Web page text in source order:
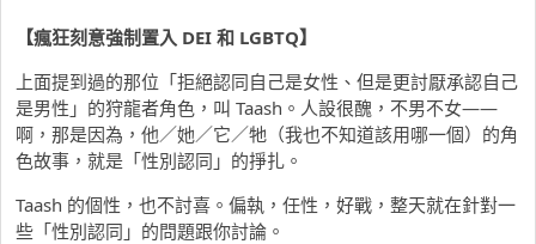
【瘋狂刻意強制置入 DEI 和 LGBTQ】
上面提到過的那位「拒絕認同自己是女性、但是更討厭承認自己
是男性」的狩龍者角色，叫 Taash。人設很醜，不男不女——
啊，那是因為，他／她／它／牠（我也不知道該用哪一個）的角
色故事，就是「性別認同」的掙扎。
Taash 的個性，也不討喜。偏執，任性，好戰，整天就在針對一
些「性別認同」的問題跟你討論。